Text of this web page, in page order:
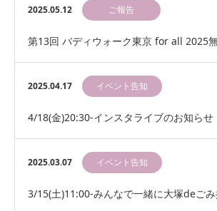
2025.05.12 ご報告
第13回 バディウォーク東京 for all 2025
ました！
2025.04.17 イベント告知
4/18(金)20:30-インスタライブのお知らせ
2025.03.07 イベント告知
3/15(土)11:00-みんなで一緒に大塚deご